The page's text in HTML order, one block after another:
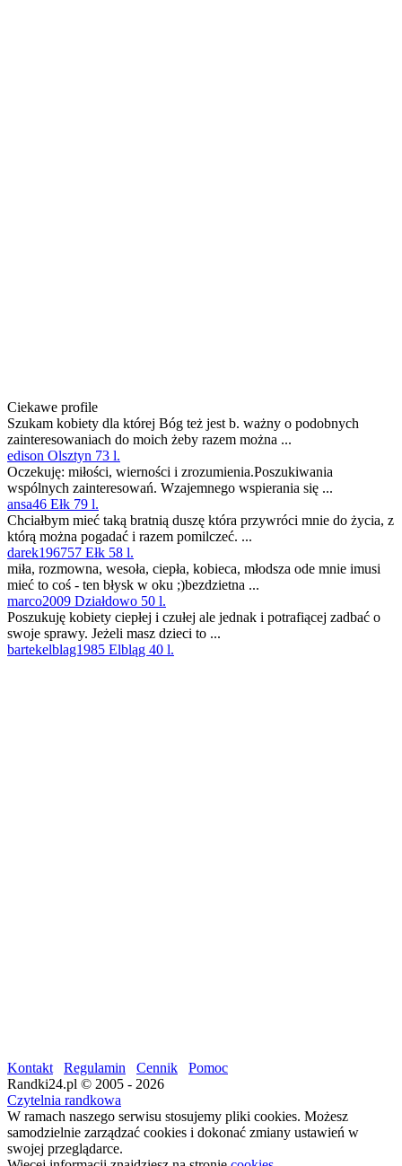
Ciekawe profile
Szukam kobiety dla której Bóg też jest b. ważny o podobnych
zainteresowaniach do moich żeby razem można ...
edison Olsztyn 73 l.
Oczekuję: miłości, wierności i zrozumienia.Poszukiwania
wspólnych zainteresowań. Wzajemnego wspierania się ...
ansa46 Ełk 79 l.
Chciałbym mieć taką bratnią duszę która przywróci mnie do życia, z
którą można pogadać i razem pomilczeć. ...
darek196757 Ełk 58 l.
miła, rozmowna, wesoła, ciepła, kobieca, młodsza ode mnie imusi
mieć to coś - ten błysk w oku ;)bezdzietna ...
marco2009 Działdowo 50 l.
Poszukuję kobiety ciepłej i czułej ale jednak i potrafiącej zadbać o
swoje sprawy. Jeżeli masz dzieci to ...
bartekelblag1985 Elbląg 40 l.
Kontakt Regulamin Cennik
Pomoc
Randki24.pl © 2005 - 2026
Czytelnia randkowa
W ramach naszego serwisu stosujemy pliki cookies. Możesz
samodzielnie zarządzać cookies i dokonać zmiany ustawień w
swojej przeglądarce.